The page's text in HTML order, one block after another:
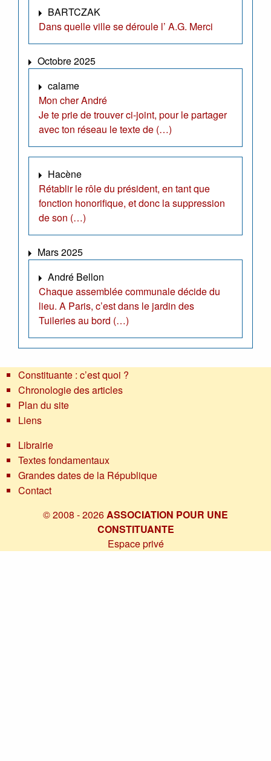
BARTCZAK
Dans quelle ville se déroule l’ A.G. Merci
Octobre 2025
calame
Mon cher André
Je te prie de trouver ci-joint, pour le partager
avec ton réseau le texte de (…)
Hacène
Rétablir le rôle du président, en tant que
fonction honorifique, et donc la suppression
de son (…)
Mars 2025
André Bellon
Chaque assemblée communale décide du
lieu. A Paris, c’est dans le jardin des
Tuileries au bord (…)
Constituante : c’est quoi ?
Chronologie des articles
Plan du site
Liens
Librairie
Textes fondamentaux
Grandes dates de la République
Contact
© 2008 - 2026ASSOCIATION POUR UNE
CONSTITUANTE
Espace privé